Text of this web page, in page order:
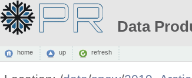
Data
home up refresh